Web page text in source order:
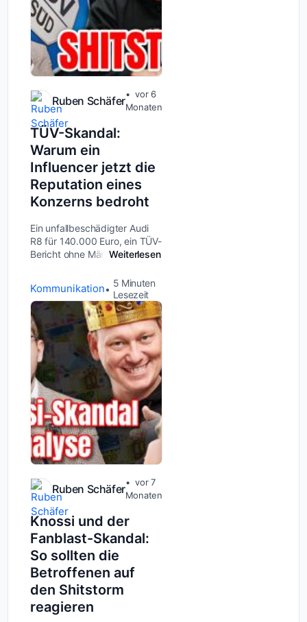
Ruben Schäfer
vor 6
Monaten
TÜV-Skandal:
Warum ein
Influencer jetzt die
Reputation eines
Konzerns bedroht
Ein unfallbeschädigter Audi
R8 für 140.000 Euro, ein TÜV-
Bericht ohne Mängel – und
Wahrheit: Das Auto ist
lebensgefährlich. Was wie ein
klassischer Betrugsfall klingt,
entwickel...
Weiterlesen
Kommunikation 5 Minuten
Lesezeit
Ruben Schäfer
vor 7
Monaten
Knossi und der
Fanblast-Skandal:
So sollten die
Betroffenen auf
den Shitstorm
reagieren